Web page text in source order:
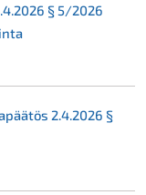
§ 5/2026
2.4.2026 §